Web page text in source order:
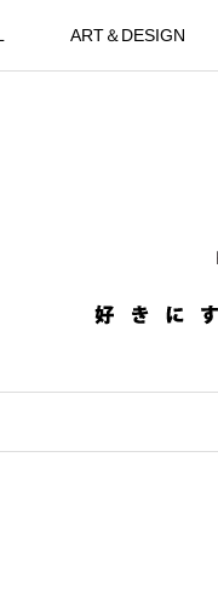
ART＆DESIGN